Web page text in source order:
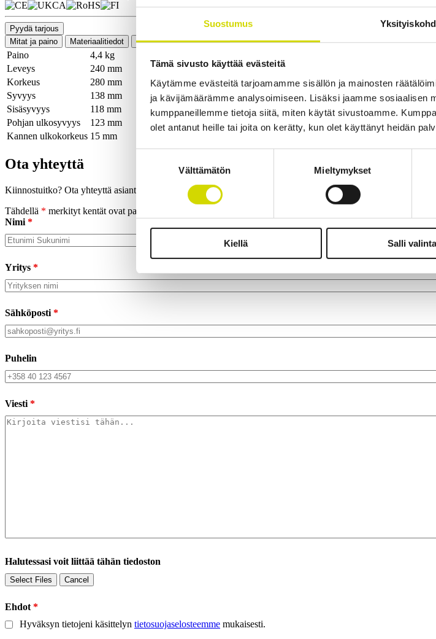
Suostumus
Tämä sivusto käyttää evästeitä
Käytämme evästeitä tarjoamamme sisällön ja mainosten
ja kävijämäärämme analysoimiseen. Lisäksi jaamme sosiaalisen
kumppaneillemme tietoja siitä, miten käytät sivustoamme.
olet antanut heille tai joita on kerätty, kun olet käyttänyt heidän
Välttämätön Mieltymykset
Kiellä Salli valinta
Pyydä tarjous
Mitat ja paino
Materiaalitiedot Toiminnallisuudet Standardit Lisätiedot Ladattavat materiaalit
Paino
4,4 kg
Leveys
240 mm
Korkeus
280 mm
Syvyys
138 mm
Sisäsyvyys
118 mm
Pohjan ulkosyvyys
123 mm
Kannen ulkokorkeus 15 mm
Ota yhteyttä
Kiinnostuitko? Ota yhteyttä asiantuntijaamme ja kerromme lisää ratkaisuistamme.
Tähdellä * merkityt kentät ovat pakollisia
Nimi *
Yritys *
Sähköposti *
Puhelin
Viesti *
Halutessasi voit liittää tähän tiedoston
Select Files Cancel
Ehdot *
Hyväksyn tietojeni käsittelyn tietosuojaselosteemme mukaisesti.